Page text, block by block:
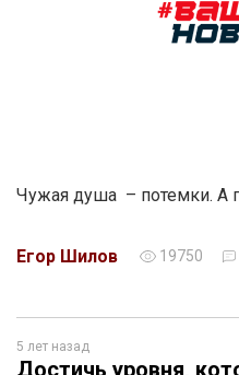
Чужая душа – потемки. А
Егор Шилов 19750
5 лет назад
Достичь уровня,